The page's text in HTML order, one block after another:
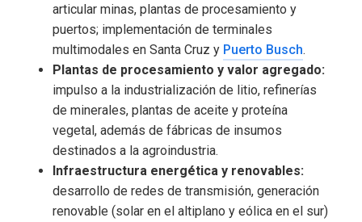
articular minas, plantas de procesamiento y
puertos; implementación de terminales
multimodales en Santa Cruz y Puerto Busch.
Plantas de procesamiento y valor agregado:
impulso a la industrialización de litio, refinerías
de minerales, plantas de aceite y proteína
vegetal, además de fábricas de insumos
destinados a la agroindustria.
Infraestructura energética y renovables:
desarrollo de redes de transmisión, generación
renovable (solar en el altiplano y eólica en el sur)